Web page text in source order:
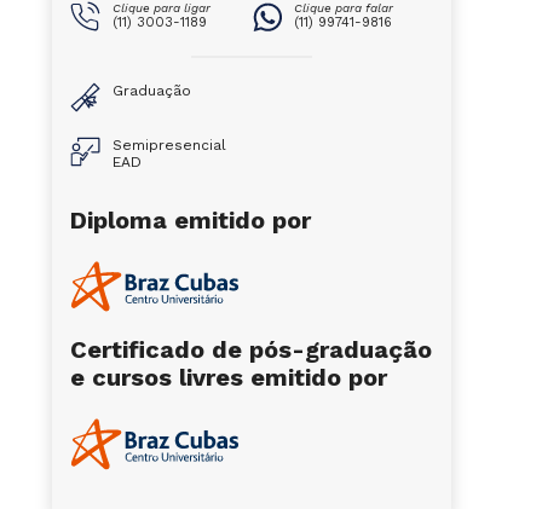
Clique para ligar
(11) 3003-1189
Clique para falar
(11) 99741-9816
Graduação
Semipresencial
EAD
Diploma emitido por
Certificado de pós-graduação
e cursos livres emitido por